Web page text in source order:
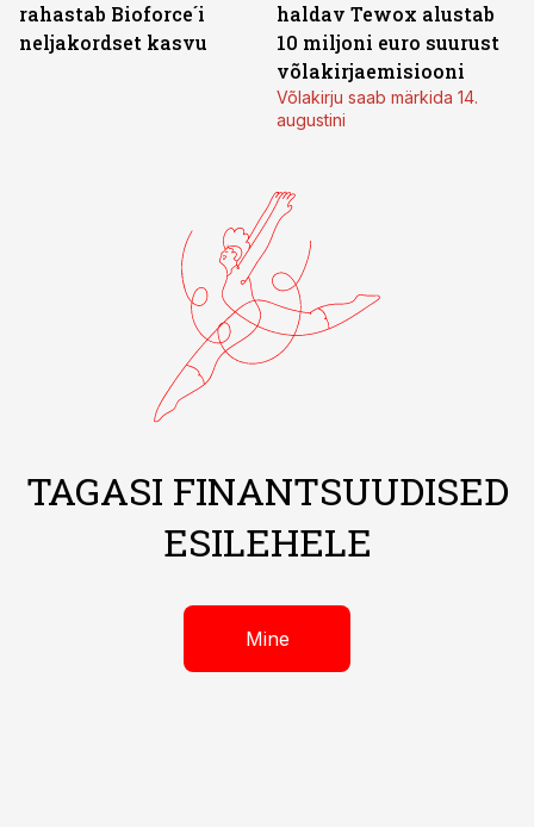
rahastab Bioforce´i
neljakordset kasvu
haldav Tewox alustab
10 miljoni euro suurust
võlakirjaemisiooni
Võlakirju saab märkida 14.
augustini
TAGASI FINANTSUUDISED
ESILEHELE
Mine